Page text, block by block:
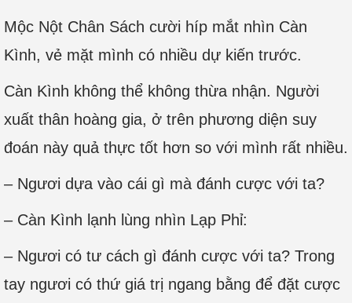
Mộc Nột Chân Sách cười híp mắt nhìn Càn
Kình, vẻ mặt mình có nhiều dự kiến trước.
Càn Kình không thể không thừa nhận. Người
xuất thân hoàng gia, ở trên phương diện suy
đoán này quả thực tốt hơn so với mình rất nhiều.
– Ngươi dựa vào cái gì mà đánh cược với ta?
– Càn Kình lạnh lùng nhìn Lạp Phỉ:
– Ngươi có tư cách gì đánh cược với ta? Trong
tay ngươi có thứ giá trị ngang bằng để đặt cược